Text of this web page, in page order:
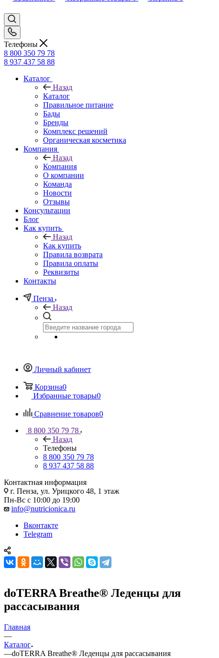
Телефоны
8 800 350 79 78
8 937 437 58 88
Каталог
Назад
Каталог
Правильное питание
Бады
Бренды
Комплекс решений
Органическая косметика
Компания
Назад
Компания
О компании
Команда
Новости
Отзывы
Консультации
Блог
Как купить
Назад
Как купить
Правила возврата
Правила оплаты
Реквизиты
Контакты
Пенза
Назад
Личный кабинет
Корзина0
Избранные товары0
Сравнение товаров0
8 800 350 79 78
Назад
Телефоны
8 800 350 79 78
8 937 437 58 88
Контактная информация
г. Пенза, ул. Урицкого 48, 1 этаж
Пн-Вс с 10:00 до 19:00
info@nutricionica.ru
Вконтакте
Telegram
doTERRA Breathe® Леденцы для
рассасывания
Главная
—
Каталог
—doTERRA Breathe® Леденцы для рассасывания